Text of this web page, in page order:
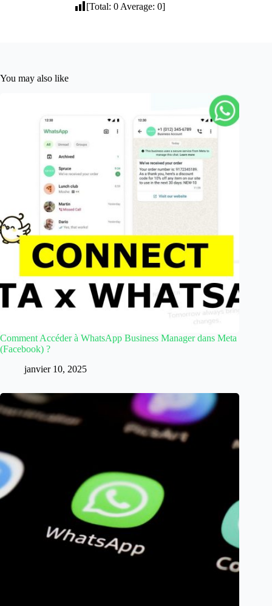
[Total:0 Average:0]
You may also like
Comment Accéder à WhatsApp Business Manager dans Meta
(Facebook) ?
janvier 10, 2025